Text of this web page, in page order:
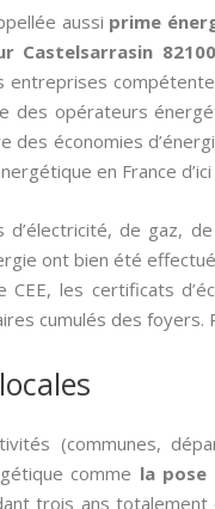
aussi­ prime
Castelsarrasin 82100
entreprises
des opérateurs
des économies
en France
d’électricité, de gaz,
ont bien été
CEE, les certificats
cumulés des foyers.
(communes,
comme la pose
trois ans